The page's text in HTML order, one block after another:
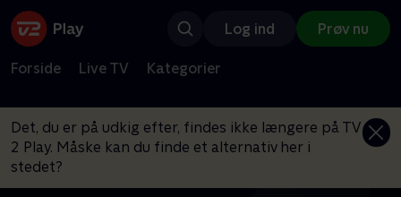
Log ind Prøv nu
Forside Live TV Kategorier
Det, du er på udkig efter, findes ikke længere på TV
2 Play. Måske kan du finde et alternativ her i
stedet?